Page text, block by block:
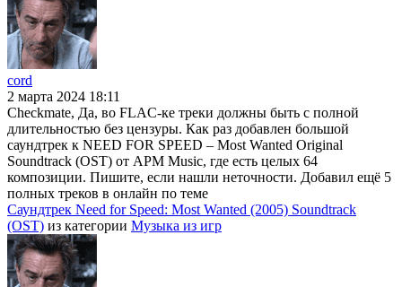
cord
2 марта 2024 18:11
Checkmate, Да, во FLAC-ке треки должны быть с полной
длительностью без цензуры. Как раз добавлен большой
саундтрек к NEED FOR SPEED – Most Wanted Original
Soundtrack (OST) от APM Music, где есть целых 64
композиции. Пишите, если нашли неточности. Добавил ещё 5
полных треков в онлайн по теме
Саундтрек Need for Speed: Most Wanted (2005) Soundtrack
(OST) из категории Музыка из игр